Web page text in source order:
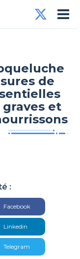
de
et
:
Facebook
Linkedin
Telegram